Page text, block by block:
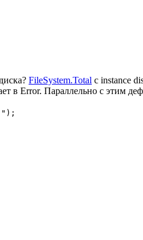
FileSystem.Total с instance
в Error. Параллельно с этим